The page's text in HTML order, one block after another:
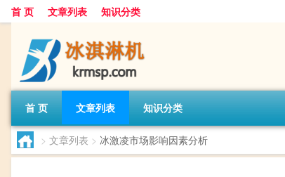
首 页 文章列表 知识分类
首 页 文章列表 知识分类
> 文章列表 > 冰激凌市场影响因素分析